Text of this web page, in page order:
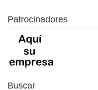
Patrocinadores
Buscar